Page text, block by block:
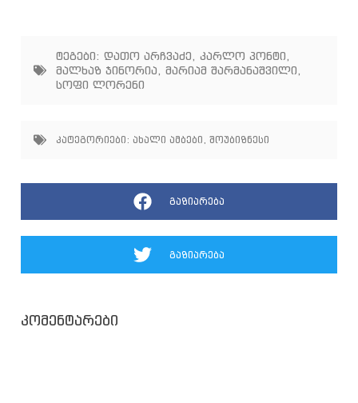
ტეგები: დათო არჩვაძე კარლო პონტი
მალხაზ ჯინორია
მარიამ შარმანაშვილი
სოფი ლორენი
კატეგორიები: ახალი ამბები , შოუბიზნესი
გაზიარება
გაზიარება
კომენტარები